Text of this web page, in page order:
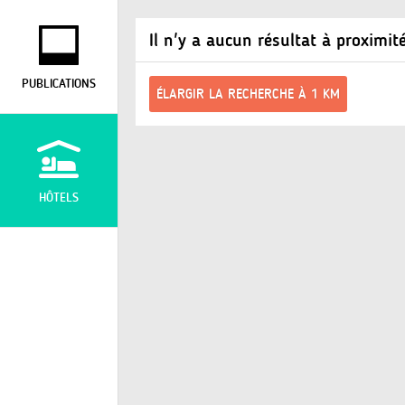
PUBLICATIONS
HÔTELS
Il n'y a aucun résultat à
ÉLARGIR LA RECHERCHE À 1 KM